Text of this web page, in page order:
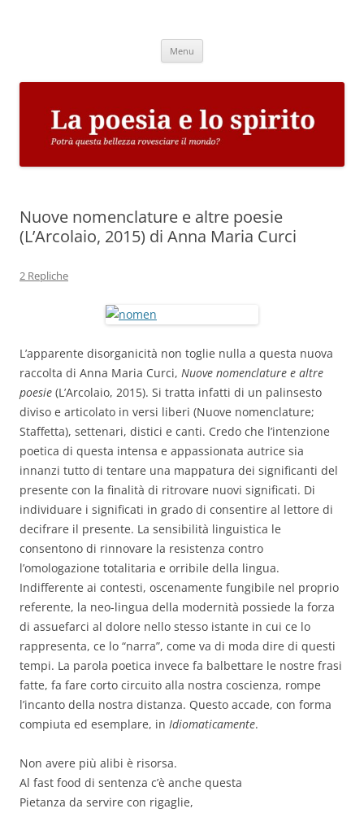
Menu
Nuove nomenclature e altre poesie
(L’Arcolaio, 2015) di Anna Maria Curci
2 Repliche
L’apparente disorganicità non toglie nulla a questa nuova
raccolta di Anna Maria Curci, Nuove nomenclature e altre
poesie (L’Arcolaio, 2015). Si tratta infatti di un palinsesto
diviso e articolato in versi liberi (Nuove nomenclature;
Staffetta), settenari, distici e canti. Credo che l’intenzione
poetica di questa intensa e appassionata autrice sia
innanzi tutto di tentare una mappatura dei significanti del
presente con la finalità di ritrovare nuovi significati. Di
individuare i significati in grado di consentire al lettore di
decifrare il presente. La sensibilità linguistica le
consentono di rinnovare la resistenza contro
l’omologazione totalitaria e orribile della lingua.
Indifferente ai contesti, oscenamente fungibile nel proprio
referente, la neo-lingua della modernità possiede la forza
di assuefarci al dolore nello stesso istante in cui ce lo
rappresenta, ce lo “narra”, come va di moda dire di questi
tempi. La parola poetica invece fa balbettare le nostre frasi
fatte, fa fare corto circuito alla nostra coscienza, rompe
l’incanto della nostra distanza. Questo accade, con forma
compiuta ed esemplare, in Idiomaticamente.
Non avere più alibi è risorsa.
Al fast food di sentenza c’è anche questa
Pietanza da servire con rigaglie,